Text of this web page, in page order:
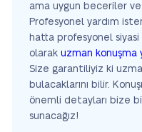
ama uygun beceriler
Profesyonel yardım
hatta profesyonel
olarak uzman konuşma
Size garantiliyiz ki
bulacaklarını bilir.
önemli detayları bize
sunacağız!